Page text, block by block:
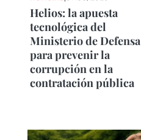
Helios: la apuesta
tecnológica del
Ministerio de Defensa
para prevenir la
corrupción en la
contratación pública